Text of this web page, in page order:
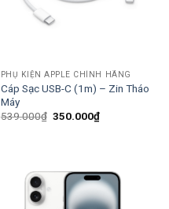
PHỤ KIỆN APPLE CHÍNH HÃNG
Cáp Sạc USB-C (1m) – Zin Tháo
Máy
539.000₫ Giá
350.000₫Giá
hiện